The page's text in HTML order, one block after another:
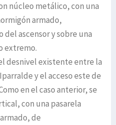
núcleo metálico, con una
armado,
ascensor y sobre una
extremo.
desnivel existente entre la
y el acceso este de
en el caso anterior, se
con una pasarela
de